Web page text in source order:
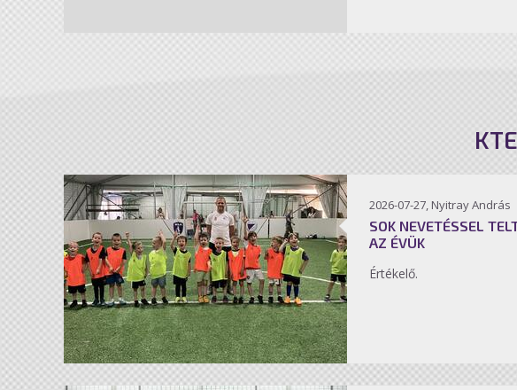
2026-07-27, Nyitray András
SOK NEVETÉSSEL
AZ ÉVÜK
Értékelő.